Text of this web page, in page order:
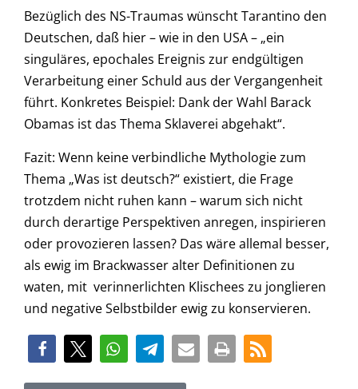
Bezüglich des NS-Traumas wünscht Tarantino den
Deutschen, daß hier – wie in den USA – „ein
singuläres, epochales Ereignis zur endgültigen
Verarbeitung einer Schuld aus der Vergangenheit
führt. Konkretes Beispiel: Dank der Wahl Barack
Obamas ist das Thema Sklaverei abgehakt“.
Fazit: Wenn keine verbindliche Mythologie zum
Thema „Was ist deutsch?“ existiert, die Frage
trotzdem nicht ruhen kann – warum sich nicht
durch derartige Perspektiven anregen, inspirieren
oder provozieren lassen? Das wäre allemal besser,
als ewig im Brackwasser alter Definitionen zu
waten, mit verinnerlichten Klischees zu jonglieren
und negative Selbstbilder ewig zu konservieren.